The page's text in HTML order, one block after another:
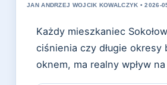
JAN ANDRZEJ WOJCIK KOWALCZYK • 2026-
Każdy mieszkaniec
ciśnienia czy długie
oknem, ma realny wpływ